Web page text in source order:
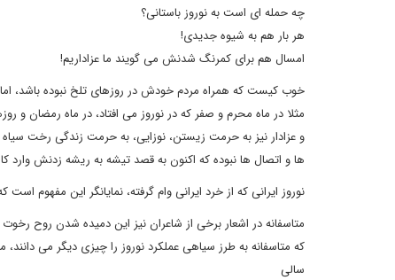
چه حمله ای است به نوروز باستانی؟
هر بار هم به شیوه جدیدی!
امسال هم برای کمرنگ شدنش می گویند ما عزاداریم!
خوب کیست که همراه مردم خودش در روزهای تلخ نبوده باشد،
مثلا در ماه محرم و صفر که در نوروز می افتاد، در ماه رمضان و
و عزادار نیز به حرمت زیستن، نوزایی، به حرمت زندگی رخت
ها و اتصال ها نبوده که اکنون به قصد تیشه به ریشه زدنش وارد
نوروز ایرانی که از خرد ایرانی وام گرفته، نمایانگر این مفهوم
متاسفانه در اشعار برخی از شاعران نیز این دمیده شدن روح
که متاسفانه به طرز سیاهی عملکرد نوروز را چیزی دیگر می
سالی